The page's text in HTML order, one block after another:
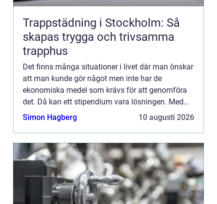
Trappstädning i Stockholm: Så
skapas trygga och trivsamma
trapphus
Det finns många situationer i livet där man önskar
att man kunde gör något men inte har de
ekonomiska medel som krävs för att genomföra
det. Då kan ett stipendium vara lösningen. Med
hjälp av ...
Simon Hagberg 10 augusti 2026